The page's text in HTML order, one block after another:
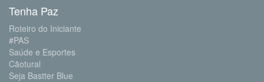
Tenha Paz
Roteiro do Iniciante
#PAS
Saúde e Esportes
Cãotural
Seja Bastter Blue